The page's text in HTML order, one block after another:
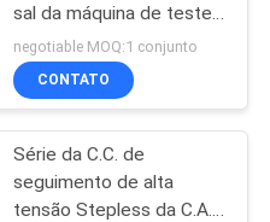
metais
106
sal da máquina de testes
do cabo IEC60851-5
para fios esmaltados
negotiable MOQ:1 conjunto
CONTATO
Série da C.C. de
seguimento de alta
tensão Stepless da C.A.